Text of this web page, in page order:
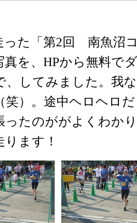
た「第2回 南魚沼
真を、HPから無料で
してみました。我
笑）。途中ヘロヘ ロ
ったのががよくわか
ます！